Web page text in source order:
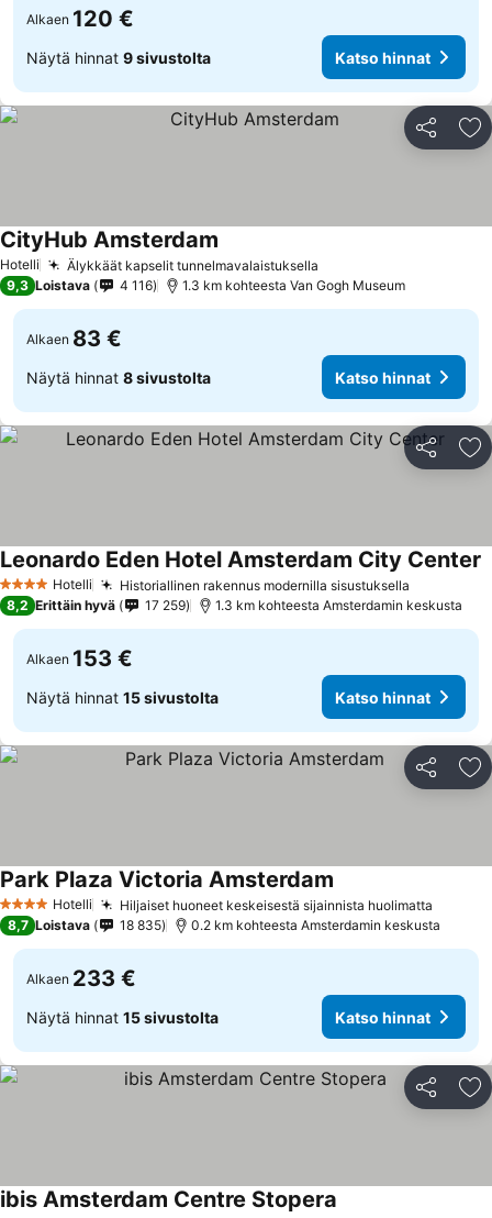
Alkaen 120 €
Näytä hinnat 9 sivustolta Katso hinnat
Jaa
Hotelli Älykkäät kapselit tunnelmavalaistuksella
CityHub Amsterdam
9,3 Loistava 4 116 1.3 km kohteesta Van Gogh Museum
Alkaen 83 €
Näytä hinnat 8 sivustolta Katso hinnat
Jaa
4 Tähtiluokitus
Hotelli Historiallinen rakennus modernilla sisustuksella
Leonardo Eden Hotel Amsterdam City Center
8,2 Erittäin hyvä 17 259 1.3 km kohteesta Amsterdamin keskusta
Alkaen 153 €
Näytä hinnat 15 sivustolta Katso hinnat
Jaa
4 Tähtiluokitus
Hotelli Hiljaiset huoneet keskeisestä sijainnista huolimatta
Park Plaza Victoria Amsterdam
8,7 Loistava 18 835 0.2 km kohteesta Amsterdamin keskusta
Alkaen 233 €
Näytä hinnat 15 sivustolta Katso hinnat
Jaa
ibis Amsterdam Centre Stopera